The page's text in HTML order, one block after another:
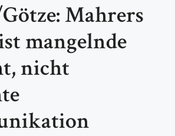
Mahrers
mangelnde
nicht